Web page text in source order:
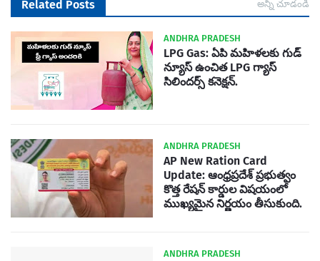
Related Posts అన్నీ చూడండి
ANDHRA PRADESH
LPG Gas: ఏపి మహిళలకు గుడ్
న్యూస్ ఉంచిత LPG గ్యాస్
సిలిందర్స్ కనెక్షన్.
ANDHRA PRADESH
AP New Ration Card
Update: ఆంధ్రప్రదేశ్ ప్రభుత్వం
కొత్త రేషన్ కార్డుల విషయంలో
ముఖ్యమైన నిర్ణయం తీసుకుంది.
ANDHRA PRADESH